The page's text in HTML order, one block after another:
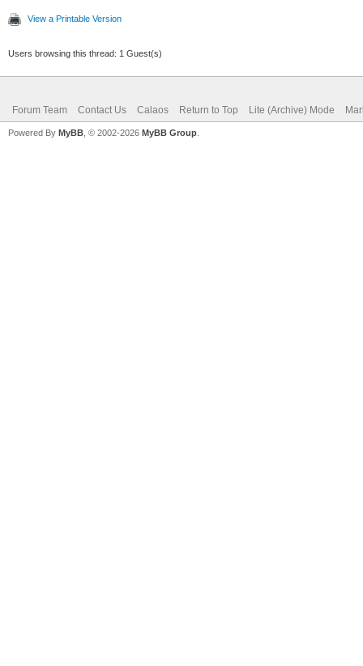
View a Printable Version
Users browsing this thread: 1 Guest(s)
Forum Team Contact Us Calaos Return to Top Lite (Archive) Mode
Powered By MyBB , © 2002-2026 MyBB Group